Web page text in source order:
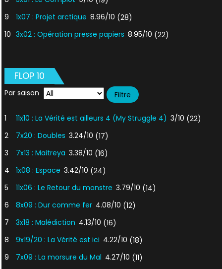
9
1x07 : Projet arctique 8.96/10 (28)
10 3x02 : Opération presse papiers 8.95/10 (22)
FLOP 10
Par saison
1 11x10 : La Vérité est ailleurs 4 (My Struggle 4) 3/10 (22)
2
7x20 : Doubles 3.24/10 (17)
3
7x13 : Maitreya 3.38/10 (16)
4
1x08 : Espace 3.42/10 (24)
5
11x06 : Le Retour du monstre 3.79/10 (14)
6
8x09 : Dur comme fer 4.08/10 (12)
7
3x18 : Malédiction 4.13/10 (16)
8
9x19/20 : La Vérité est ici 4.22/10 (18)
9
7x09 : La morsure du Mal 4.27/10 (11)